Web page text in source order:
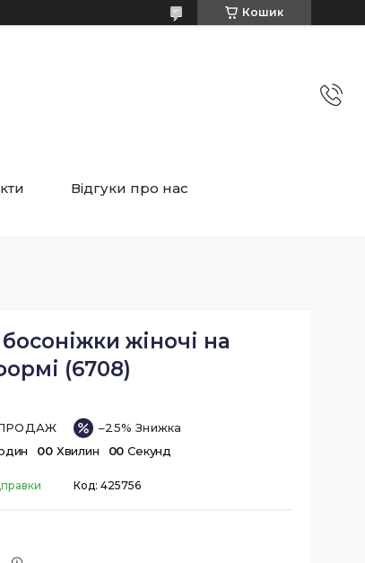
Кошик
Відгуки про нас
жіночі на
(6708)
–25%
00 Хвилин 00 Секунд
Код: 425756